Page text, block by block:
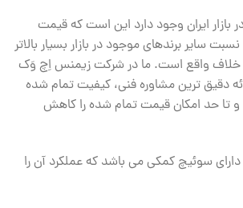
بازار ایران وجود دارد این است که قیمت
سایر برندهای موجود در بازار بسیار بالاتر
خلاف واقع است. ما در شرکت زیمنس اِچ وَک
دقیق ترین مشاوره فنی، کیفیت تمام شده
و تا حد امکان قیمت تمام شده را کاهش
سوئیچ کمکی می باشد که عملکرد آن را